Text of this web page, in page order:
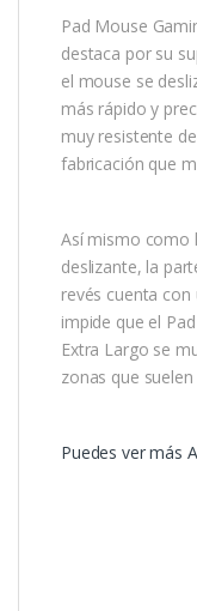
Pad Mouse
destaca por su
el mouse se
más rápido y
muy resistente
fabricación que
Así mismo como
deslizante, la
revés cuenta
impide que el
Extra Largo se
zonas que
Puedes ver más